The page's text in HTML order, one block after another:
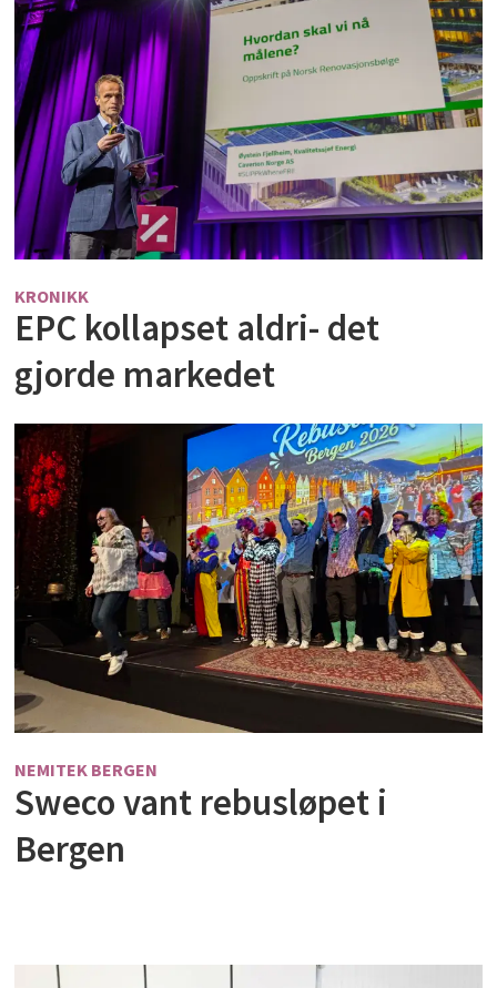
KRONIKK
EPC kollapset aldri- det
gjorde markedet
NEMITEK BERGEN
Sweco vant rebusløpet i
Bergen